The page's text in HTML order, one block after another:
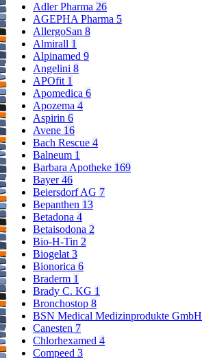
Adler Pharma 26
AGEPHA Pharma 5
AllergoSan 8
Almirall 1
Alpinamed 9
Angelini 8
APOfit 1
Apomedica 6
Apozema 4
Aspirin 6
Avene 16
Bach Rescue 4
Balneum 1
Barbara Apotheke 169
Bayer46
Beiersdorf AG 7
Bepanthen 13
Betadona 4
Betaisodona 2
Bio-H-Tin 2
Biogelat3
Bionorica 6
Braderm 1
Brady C. KG 1
Bronchostop 8
BSN Medical Medizinprodukte GmbH
Canesten 7
Chlorhexamed 4
Compeed 3